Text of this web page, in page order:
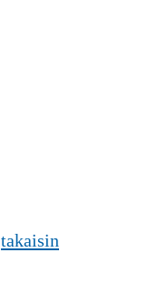
takaisin